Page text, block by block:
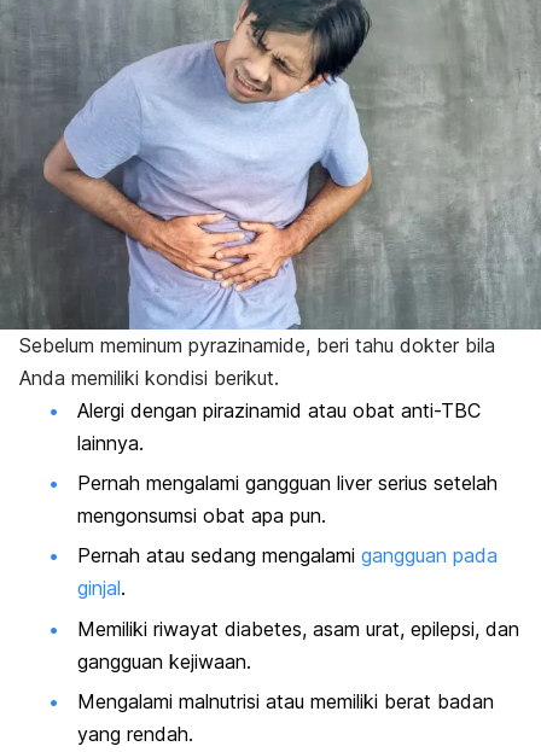
Sebelum meminum pyrazinamide, beri tahu dokter bila
Anda memiliki kondisi berikut.
Alergi dengan pirazinamid atau obat anti-TBC
lainnya.
Pernah mengalami gangguan liverserius setelah
mengonsumsi obat apa pun.
Pernah atau sedang mengalami gangguan pada
ginjal.
Memiliki riwayat diabetes, asam urat, epilepsi, dan
gangguan kejiwaan.
Mengalami malnutrisi atau memiliki berat badan
yang rendah.